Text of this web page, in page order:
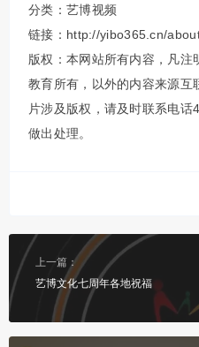
分类： 艺博视频
链接：http://yibo365.cn/
版权：本网站所有内容，凡注
教育所有，以外的内容来源互
片涉及版权，请及时联系电
做出处理。
上一篇：
艺博文化七周年各地祝福